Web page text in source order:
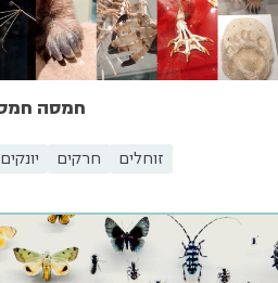
חמסה
זוחלים חרקים יונקים